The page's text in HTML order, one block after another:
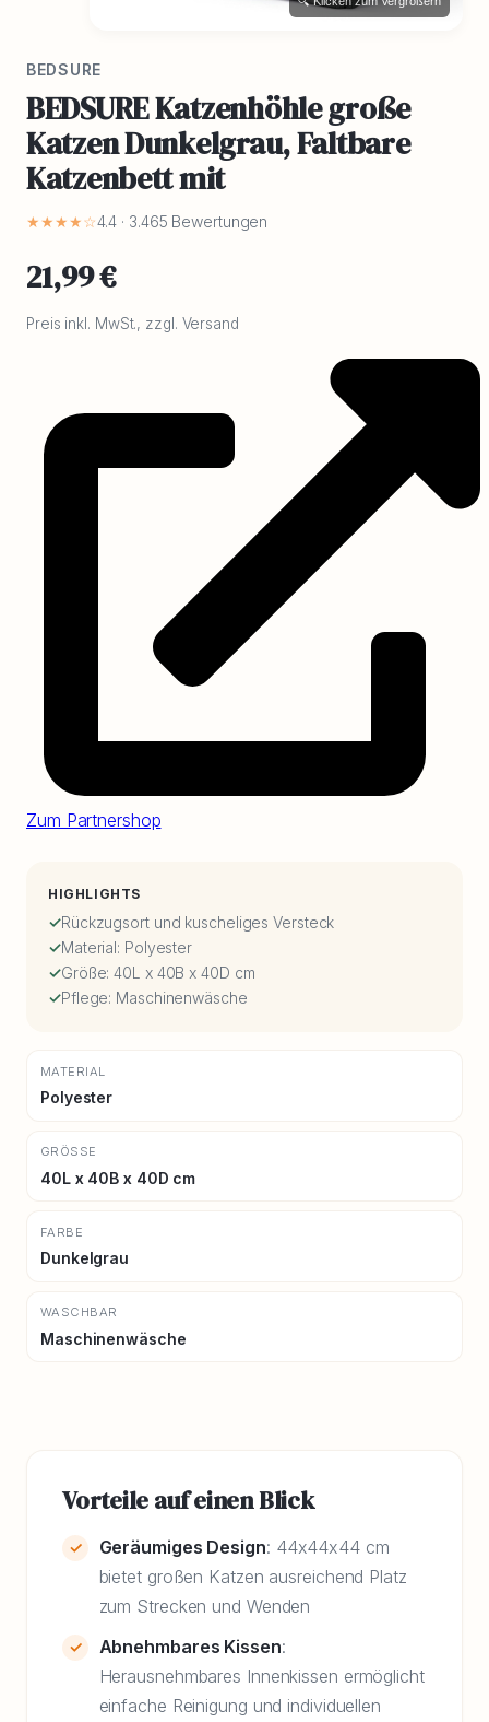
BEDSURE
BEDSURE Katzenhöhle große
Katzen Dunkelgrau, Faltbare
Katzenbett mit
★★★★☆4.4 · 3.465 Bewertungen
21,99 €
Preis inkl. MwSt., zzgl. Versand
Zum Partnershop
HIGHLIGHTS
Rückzugsort und kuscheliges Versteck
Material: Polyester
Größe: 40L x 40B x 40D cm
Pflege: Maschinenwäsche
MATERIAL
Polyester
GRÖSSE
40L x 40B x 40D cm
FARBE
Dunkelgrau
WASCHBAR
Maschinenwäsche
Vorteile auf einen Blick
Geräumiges Design: 44x44x44 cm
bietet großen Katzen ausreichend Platz
zum Strecken und Wenden
Abnehmbares Kissen:
Herausnehmbares Innenkissen ermöglicht
einfache Reinigung und individuellen